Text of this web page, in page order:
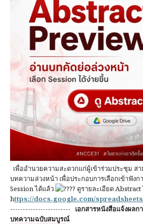
เพื่ออำนวยความสะดวกแก่ผู้เข้าร่วมประชุม ส
บทความล่วงหน้า เพื่อประกอบการเลือกเข้าฟังก
Session ได้แล้ว
ดูรายละเอียด Abstract
https://docs.google.com/
------------------------
เอกสารหนังสือแจ้งผล
บทความฉบับสมบูรณ์